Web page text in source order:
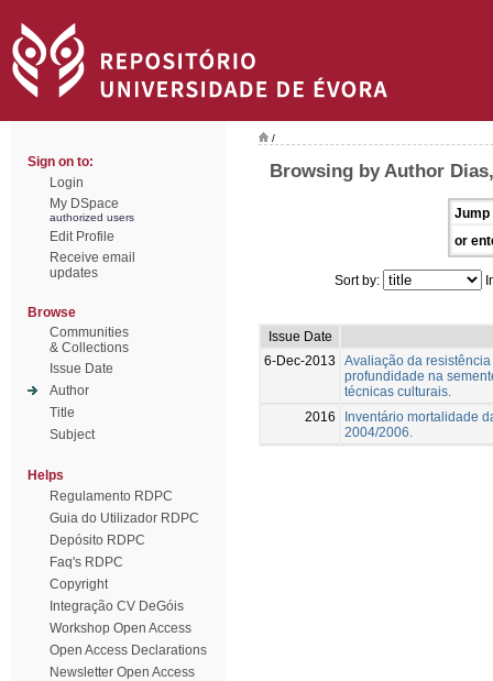
Sign on to:
Login
My DSpace
authorized users
Edit Profile
Receive email
updates
Browse
Communities
& Collections
Issue Date
Author
Title
Subject
Helps
Regulamento RDPC
Guia do Utilizador RDPC
Depósito RDPC
Faq's RDPC
Copyright
Integração CV DeGóis
Workshop Open Access
Open Access Declarations
Newsletter Open Access
/
Browsing by Author
Jump
or
Sort by:
Issue Date
6-Dec-2013
Avaliação da
profundidade na
técnicas culturais.
2016
Inventário mortalidade
2004/2006.